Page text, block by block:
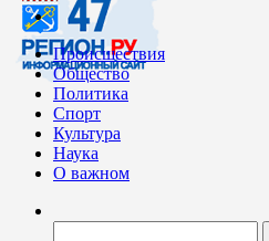
Происшествия
Общество
Политика
Спорт
Культура
Наука
О важном